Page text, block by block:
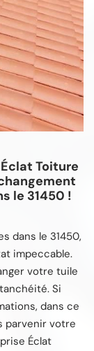
Toiture
le 31450 !
dans le 31450,
impeccable.
votre tuile
Si
dans ce
parvenir votre
Éclat